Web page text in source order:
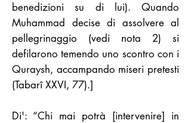
benedizioni su di lui). Quando
Muhammad decise di assolvere al
pellegrinaggio (vedi nota 2) si
defilarono temendo uno scontro con i
Quraysh, accampando miseri pretesti
(Tabarî XXVI, 77).]
Di': “Chi mai potrà [intervenire] in